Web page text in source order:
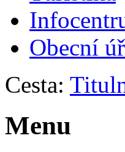
Obecní
Cesta:
Menu